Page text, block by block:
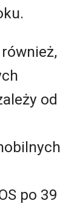
od
po 39